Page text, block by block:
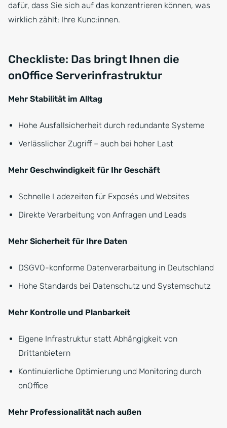
dafür, dass Sie sich auf das konzentrieren können, was
wirklich zählt: Ihre Kund:innen.
Checkliste: Das bringt Ihnen die
onOffice Serverinfrastruktur
Mehr Stabilität im Alltag
Hohe Ausfallsicherheit durch redundante Systeme
Verlässlicher Zugriff – auch bei hoher Last
Mehr Geschwindigkeit für Ihr Geschäft
Schnelle Ladezeiten für Exposés und Websites
Direkte Verarbeitung von Anfragen und Leads
Mehr Sicherheit für Ihre Daten
DSGVO-konforme Datenverarbeitung in Deutschland
Hohe Standards bei Datenschutz und Systemschutz
Mehr Kontrolle und Planbarkeit
Eigene Infrastruktur statt Abhängigkeit von
Drittanbietern
Kontinuierliche Optimierung und Monitoring durch
onOffice
Mehr Professionalität nach außen